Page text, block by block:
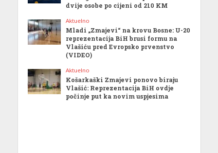
dvije osobe po cijeni od 210 KM
Aktuelno
Mladi „Zmajevi“ na krovu Bosne: U-20
reprezentacija BiH brusi formu na
Vlašiću pred Evropsko prvenstvo
(VIDEO)
Aktuelno
Košarkaški Zmajevi ponovo biraju
Vlašić: Reprezentacija BiH ovdje
počinje put ka novim uspjesima